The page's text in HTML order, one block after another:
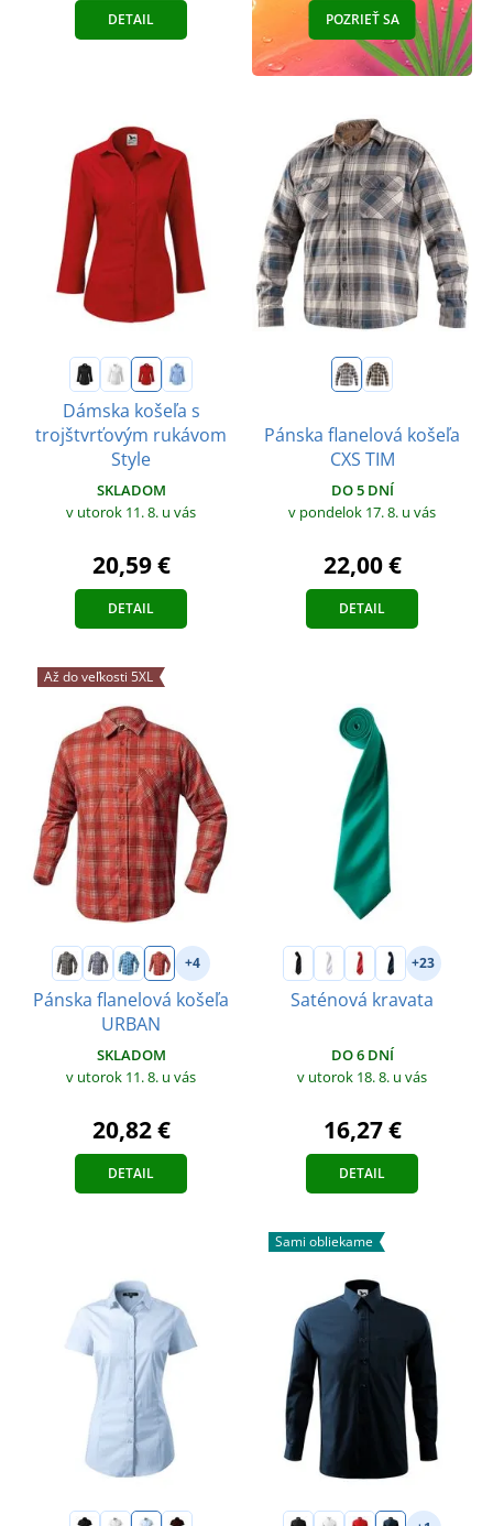
DETAIL POZRIEŤ SA
Dámska košeľa s
trojštvrťovým rukávom
Style
SKLADOM
v utorok 11. 8. u vás
20,59 €
DETAIL
Pánska flanelová košeľa
CXS TIM
DO 5 DNÍ
v pondelok 17. 8. u vás
22,00 €
DETAIL
Až do veľkosti 5XL
+4
Pánska flanelová košeľa
URBAN
SKLADOM
v utorok 11. 8. u vás
20,82 €
DETAIL
+23
Saténová kravata
DO 6 DNÍ
v utorok 18. 8. u vás
16,27 €
DETAIL
Sami obliekame